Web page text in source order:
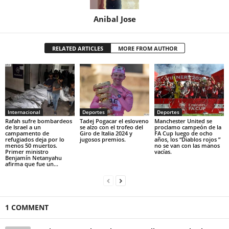
Anibal Jose
RELATED ARTICLES MORE FROM AUTHOR
Internacional
Rafah sufre bombardeos
de Israel a un
campamento de
refugiados deja por lo
menos 50 muertos.
Primer ministro
Benjamín Netanyahu
afirma que fue un...
Deportes
Tadej Pogacar el esloveno
se alzo con el trofeo del
Giro de Italia 2024 y
jugosos premios.
Deportes
Manchester United se
proclamo campeón de la
FA Cup luego de ocho
años, los “Diablos rojos ”
no se van con las manos
vacías.
1 COMMENT